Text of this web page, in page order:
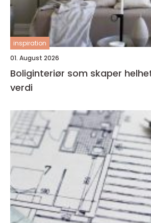
inspiration
01. August 2026
Boliginteriør som skaper
verdi